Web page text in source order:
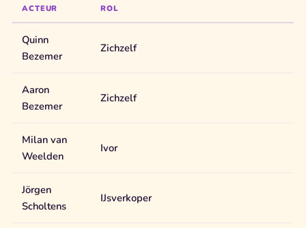
ACTEUR ROL
Quinn
Bezemer
Zichzelf
Aaron
Bezemer
Zichzelf
Milan van
Weelden
Ivor
Jörgen
Scholtens
IJsverkoper